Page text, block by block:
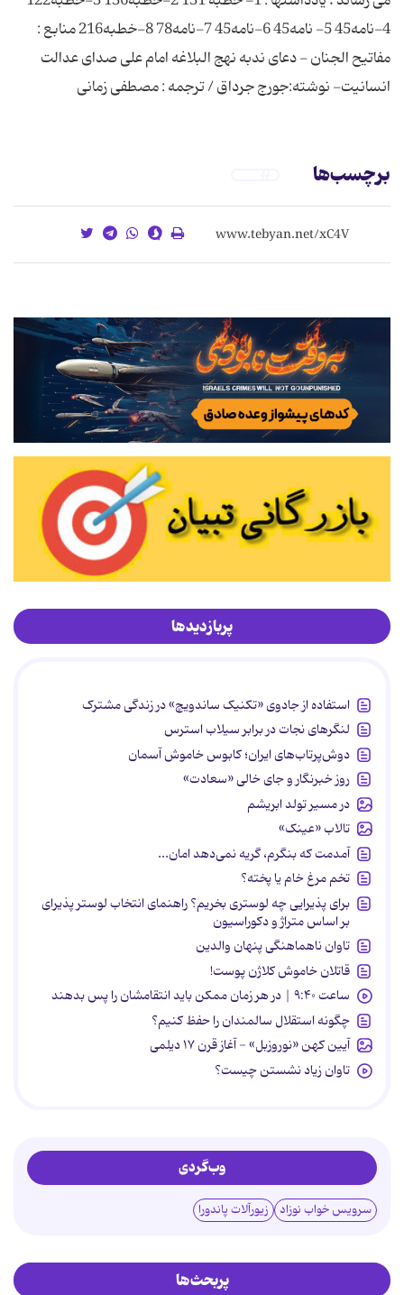
4-نامه45 5- نامه45 6-نامه45 7-نامه78 8-خطبه216 منابع :
مفاتیح الجنان - دعای ندبه نهج البلاغه امام علی صدای عدالت
انسانیت- نوشته:جورج جرداق / ترجمه : مصطفی زمانی
برچسب‌ها
پربازدیدها
استفاده از جادوی «تکنیک ساندویچ» در زندگی مشترک
لنگرهای نجات در برابر سیلاب استرس
دوش‌پرتاب‌های ایران؛ کابوس خاموش آسمان
روز خبرنگار و جای خالی «سعادت»
در مسیر تولد ابریشم
تالاب «عینک»
آمدمت که بنگرم، گریه نمی‌دهد امان...
تخم مرغ خام یا پخته؟
برای پذیرایی چه لوستری بخریم؟ راهنمای انتخاب لوستر پذیرای
بر اساس متراژ و دکوراسیون
تاوان ناهماهنگی پنهان والدین
قاتلان خاموش کلاژن پوست!
ساعت ۹:۴۰ | در هر زمان ممکن باید انتقامشان را پس بدهند
چگونه استقلال سالمندان را حفظ کنیم؟
آیین کهن «نوروزبل» - آغاز قرن ۱۷ دیلمی
تاوان زیاد نشستن چیست؟
وب‌گردی
سرویس خواب نوزاد زیورآلات پاندورا
پربحث‌ها